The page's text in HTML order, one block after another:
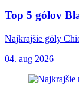
Top 5 gólov
Najkrajšie góly
04. aug 2026